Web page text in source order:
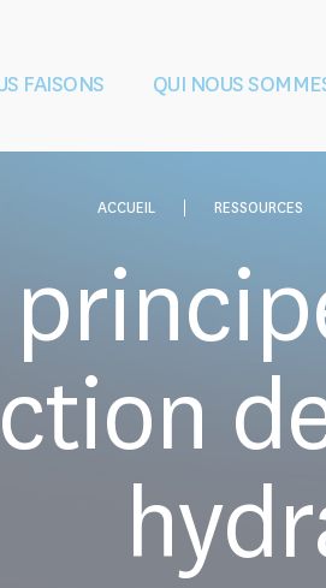
FAISONS QUI NOUS
ACCUEIL RESSOURCES